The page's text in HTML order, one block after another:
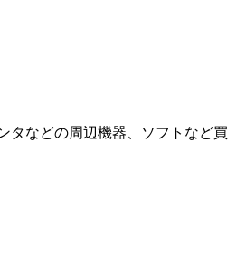
タなどの周辺機器、ソフトなど買